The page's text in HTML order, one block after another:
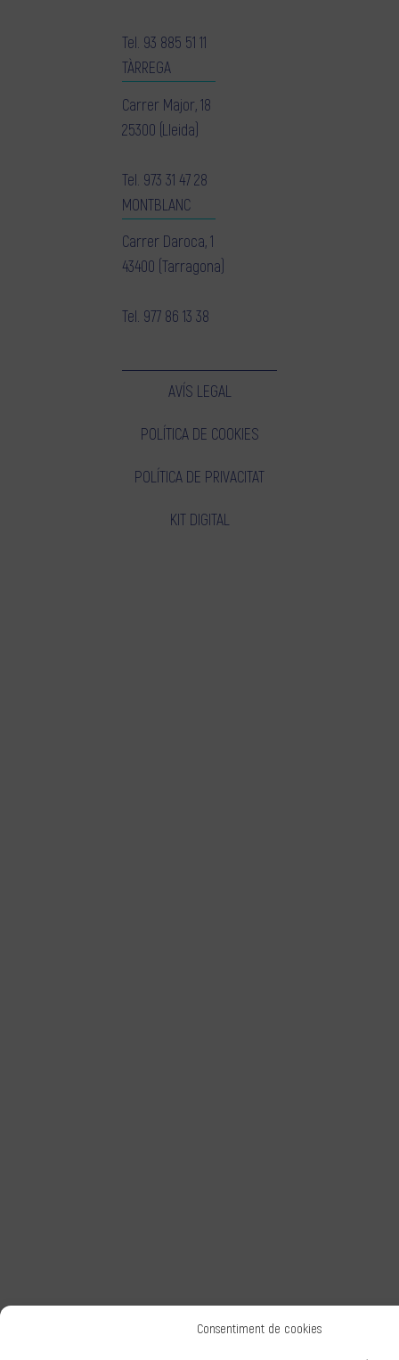
Consentiment de cookies
Tel. 93 885 51 11
TÀRREGA
Carrer Major, 18
25300 (Lleida)
Tel. 973 31 47 28
MONTBLANC
Carrer Daroca, 1
43400 (Tarragona)
Tel. 977 86 13 38
AVÍS LEGAL
POLÍTICA DE COOKIES
POLÍTICA DE PRIVACITAT
KIT DIGITAL